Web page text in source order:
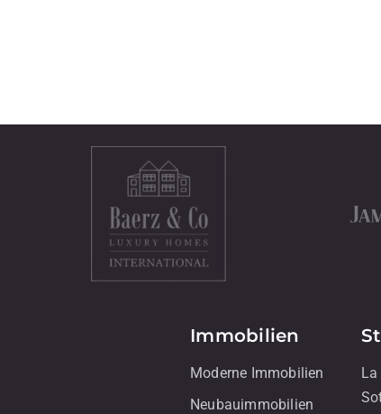
Immobilien
Moderne Immobilien
Neubauimmobilien
La